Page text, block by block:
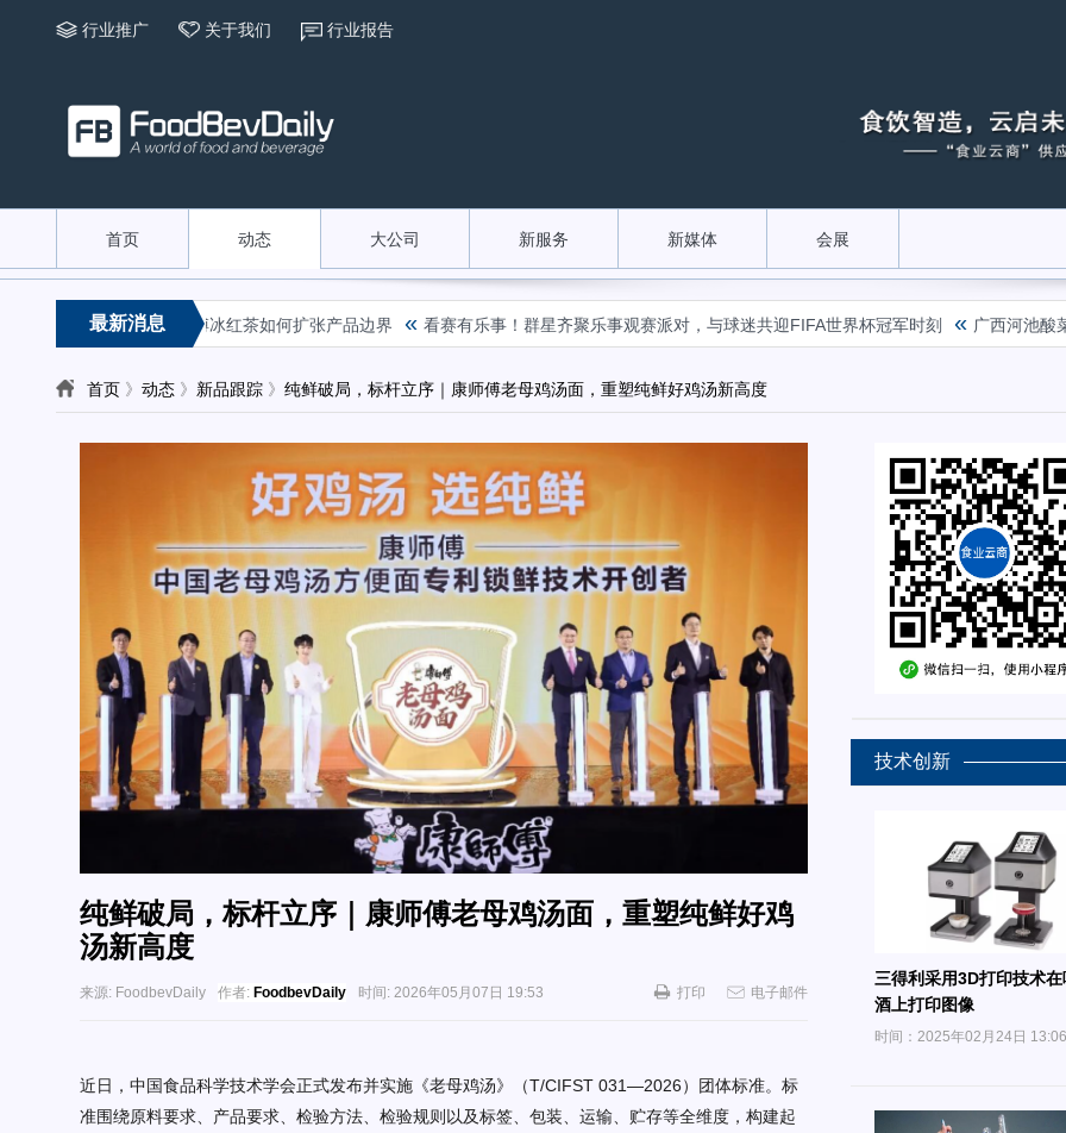
行业推广 关于我们 行业报告
首页 动态 大公司 新服务 新媒体 会展
最新消息
到红芭乐，康师傅冰红茶如何扩张产品边界 « 看赛有乐事！群星齐聚乐事观赛派对，与球迷共迎FIFA世界杯冠军时刻 « 广西河池酸菜腌
首页 》 动态 》 新品跟踪 》 纯鲜破局，标杆立序｜康师傅老母鸡汤面，重塑纯鲜好鸡汤新高度
纯鲜破局，标杆立序｜康师傅老母鸡汤面，重塑纯鲜好鸡
汤新高度
来源: FoodbevDaily 作者: FoodbevDaily 时间: 2026年05月07日 19:53 打印 电子邮件
近日，中国食品科学技术学会正式发布并实施《老母鸡汤》（T/CIFST 031—2026）团体标准。标
准围绕原料要求 、产品要求 、检验方法、 检验规则以及标签 包装、 运输、 贮存等全维度，构建起
技术创新
三得利采用3D打印技术在
酒上打印图像
时间：2025年02月24日 13:06